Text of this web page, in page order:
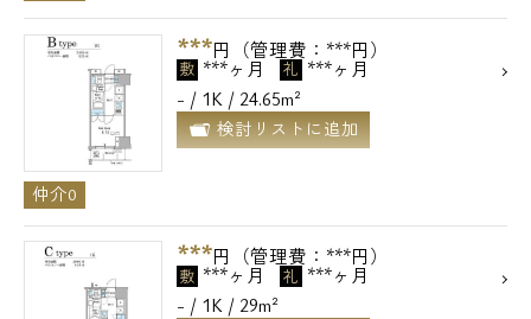
***円（管理費：***円）
敷 ***ヶ月 礼 ***ヶ月
- / 1K / 24.65m²
検討リストに追加
仲介0
***円（管理費：***円）
敷 ***ヶ月 礼 ***ヶ月
- / 1K / 29m²